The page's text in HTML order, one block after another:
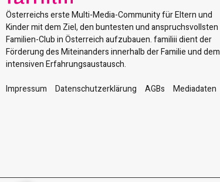
Österreichs erste Multi-Media-Community für Eltern und
Kinder mit dem Ziel, den buntesten und anspruchsvollsten
Familien-Club in Österreich aufzubauen. familiii dient der
Förderung des Miteinanders innerhalb der Familie und dem
intensiven Erfahrungsaustausch.
Impressum
Datenschutzerklärung AGBs Mediadaten